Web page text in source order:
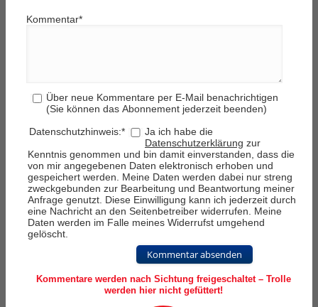
Kommentar*
Über neue Kommentare per E-Mail benachrichtigen
(Sie können das Abonnement jederzeit beenden)
Datenschutzhinweis:*
Ja ich habe die
Datenschutzerklärung zur
Kenntnis genommen und bin damit einverstanden, dass die
von mir angegebenen Daten elektronisch erhoben und
gespeichert werden. Meine Daten werden dabei nur streng
zweckgebunden zur Bearbeitung und Beantwortung meiner
Anfrage genutzt. Diese Einwilligung kann ich jederzeit durch
eine Nachricht an den Seitenbetreiber widerrufen. Meine
Daten werden im Falle meines Widerrufst umgehend
gelöscht.
Kommentar absenden
Kommentare werden nach Sichtung freigeschaltet – Trolle
werden hier nicht gefüttert!